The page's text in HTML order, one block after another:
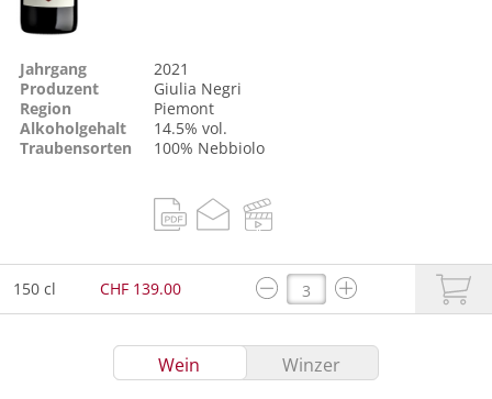
Jahrgang
2021
Produzent
Giulia Negri
Region
Piemont
Alkoholgehalt
14.5% vol.
Traubensorten
100% Nebbiolo
150 cl CHF 139.00
Wein Winzer